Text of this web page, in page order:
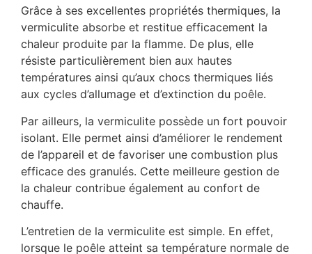
Grâce à ses excellentes propriétés thermiques, la
vermiculite absorbe et restitue efficacement la
chaleur produite par la flamme. De plus, elle
résiste particulièrement bien aux hautes
températures ainsi qu’aux chocs thermiques liés
aux cycles d’allumage et d’extinction du poêle.
Par ailleurs, la vermiculite possède un fort pouvoir
isolant. Elle permet ainsi d’améliorer le rendement
de l’appareil et de favoriser une combustion plus
efficace des granulés. Cette meilleure gestion de
la chaleur contribue également au confort de
chauffe.
L’entretien de la vermiculite est simple. En effet,
lorsque le poêle atteint sa température normale de